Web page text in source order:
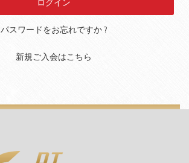
パスワードをお忘れですか ?
新規ご入会はこちら